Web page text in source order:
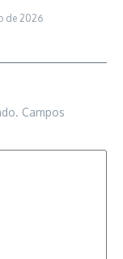
de 2026
Campos